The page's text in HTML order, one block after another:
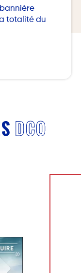
bannière
totalité du
DCO